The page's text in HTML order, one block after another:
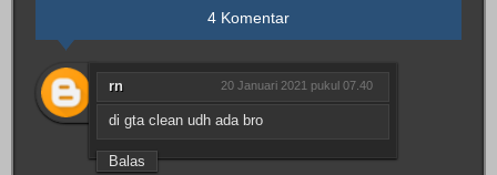
4 Komentar
rn 20 Januari 2021 pukul 07.40
di gta clean udh ada bro
Balas